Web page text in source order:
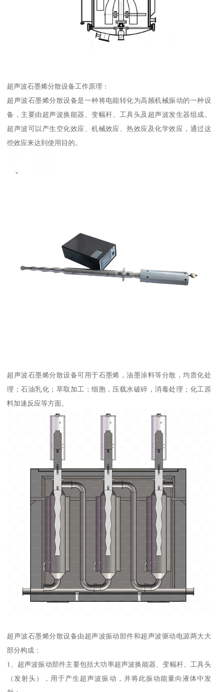
超声波石墨烯分散设备工作原理：
超声波石墨烯分散设备是一种将电能转化为高频机械振动的一种设
备，主要由超声波换能器、变幅杆、工具头及超声波发生器组成。
超声波可以产生空化效应、机械效应、热效应及化学效应，通过这
些效应来达到使用目的。
超声波石墨烯分散设备可用于石墨烯，油墨涂料等分散，均质化处
理；石油乳化；萃取加工；细胞，压载水破碎，消毒处理；化工原
料加速反应等方面。
超声波石墨烯分散设备由超声波振动部件和超声波驱动电源两大大
部分构成：
1、超声波振动部件主要包括大功率超声波换能器、变幅杆、工具头
（发射头），用于产生超声波振动，并将此振动能量向液体中发